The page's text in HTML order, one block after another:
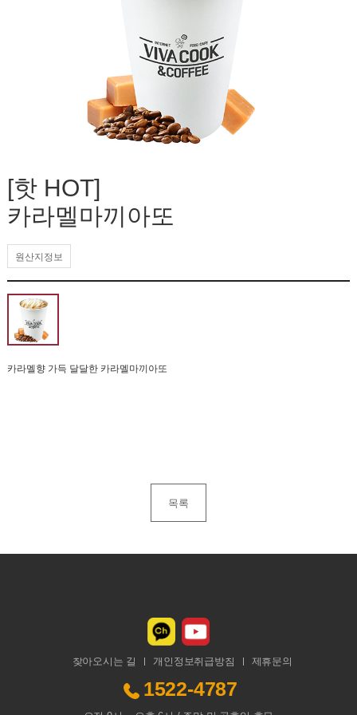
[핫 HOT]
카라멜마끼아또
원산지정보
카라멜향 가득 달달한 카라멜마끼아또
목록
찾아오시는 길 개인정보취급방침 제휴문의
1522-4787